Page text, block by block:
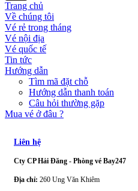
Trang chủ
Về chúng tôi
Vé rẻ trong tháng
Vé nội địa
Vé quốc tế
Tin tức
Hướng dẫn
Tìm mã đặt chỗ
Hướng dẫn thanh toán
Câu hỏi thường gặp
Mua vé ở đâu ?
Liên hệ
Cty CP Hải Đăng - Phòng vé Bay247
Địa chỉ: 260 Ung Văn Khiêm